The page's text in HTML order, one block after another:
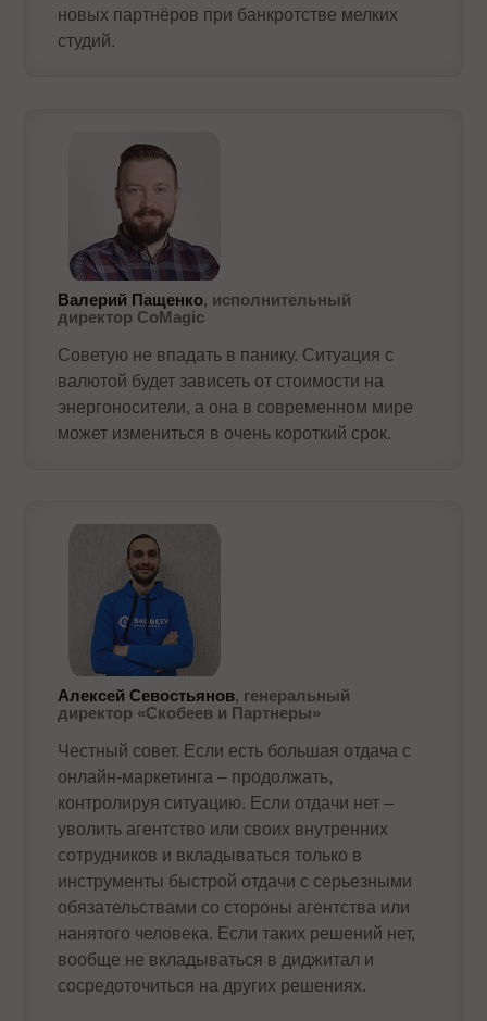
новых партнёров при банкротстве мелких
студий.
Валерий Пащенко, исполнительный
директор CoMagic
Советую не впадать в панику. Ситуация с
валютой будет зависеть от стоимости на
энергоносители, а она в современном мире
может измениться в очень короткий срок.
Алексей Севостьянов, генеральный
директор «Скобеев и Партнеры»
Честный совет. Если есть большая отдача с
онлайн-маркетинга – продолжать,
контролируя ситуацию. Если отдачи нет –
уволить агентство или своих внутренних
сотрудников и вкладываться только в
инструменты быстрой отдачи с серьезными
обязательствами со стороны агентства или
нанятого человека. Если таких решений нет,
вообще не вкладываться в диджитал и
сосредоточиться на других решениях.